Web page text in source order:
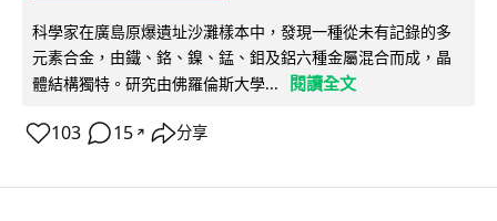
科學家在廣島原爆遺址沙灘樣本中，發現一種從未有記錄的多
元素合金，由鐵、鉻、鎳、錳、鉬及鋁六種金屬混合而成，晶
體結構獨特。研究由佛羅倫斯大學...
閱讀全文
103 15 ↗ 分享